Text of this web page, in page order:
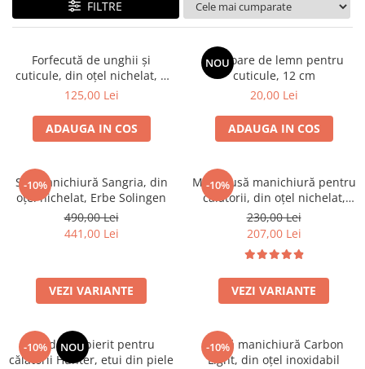
FILTRE
Forfecută de unghii și
cuticule, din oțel nichelat, 9
cm, Erbe Solingen
125,00 Lei
ADAUGA IN COS
NOU
Bețisoare de lemn pentru
cuticule, 12 cm
20,00 Lei
ADAUGA IN COS
-10%
Set manichiură Sangria, din
oțel nichelat, Erbe Solingen
490,00 Lei
441,00 Lei
VEZI VARIANTE
-10%
Mini-trusă manichiură pentru
călătorii, din oțel nichelat,
Erbe Solingen
230,00 Lei
207,00 Lei
VEZI VARIANTE
-10% NOU
Set de bărbierit pentru
călătorii Hunter, etui din piele
-10%
Trusă manichiură Carbon
Light, din oțel inoxidabil